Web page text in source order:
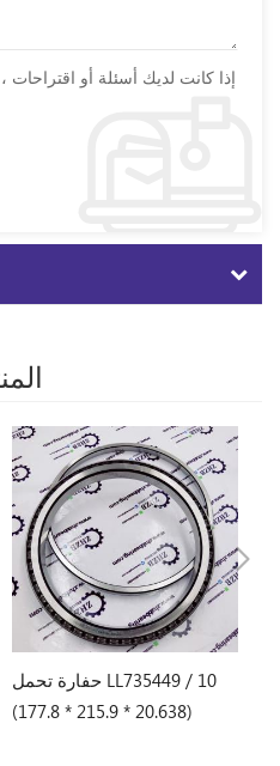
إذا كانت لديك أسئلة أو
حفارة تحمل LL735449 / 10
(177.8 * 215.9 * 20.638)